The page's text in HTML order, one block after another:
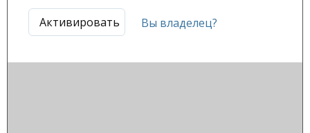
Активировать Вы владелец?